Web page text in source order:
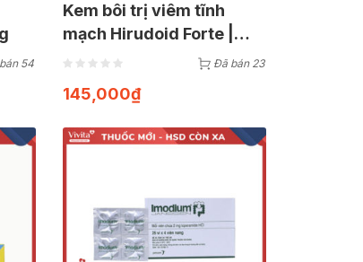
54
Kem bôi trị viêm tĩnh
mạch Hirudoid Forte |
Tuýp 14g
Đã bán 23
145,000₫